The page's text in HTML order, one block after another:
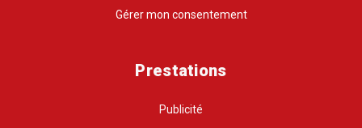
Gérer mon consentement
Prestations
Publicité